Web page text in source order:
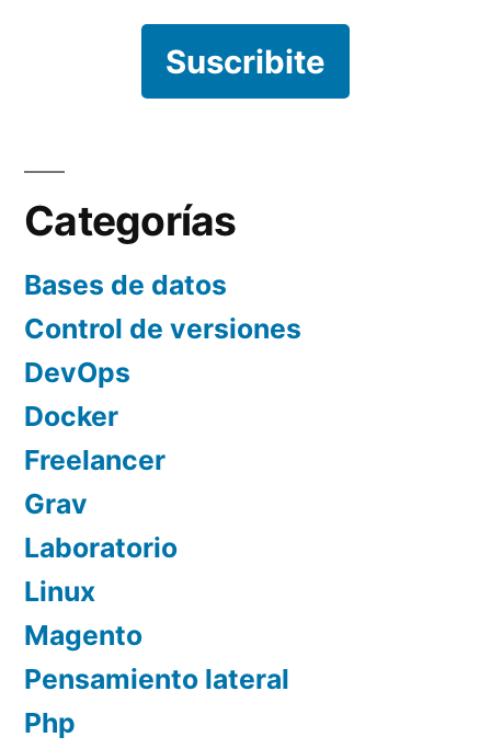
Suscribite
Categorías
Bases de datos
Control de versiones
DevOps
Docker
Freelancer
Grav
Laboratorio
Linux
Magento
Pensamiento lateral
Php